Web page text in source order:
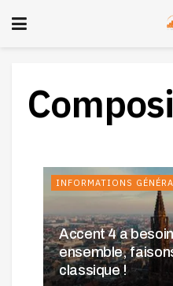
INFORMATIONS
Accent 4 a
ensemble,
classique !